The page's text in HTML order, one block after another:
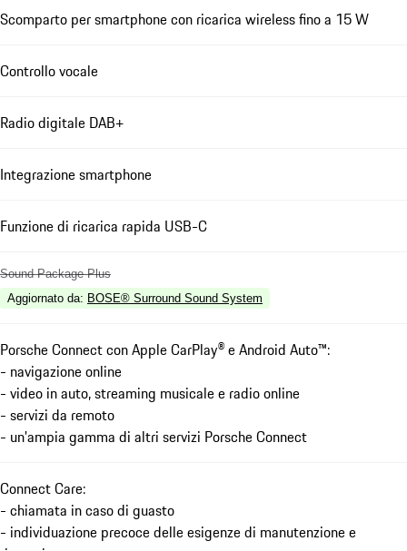
Scomparto per smartphone con ricarica wireless fino a 15 W
Controllo vocale
Radio digitale DAB+
Integrazione smartphone
Funzione di ricarica rapida USB-C
Sound Package Plus
Aggiornato da: BOSE® Surround Sound System
Porsche Connect con Apple CarPlay® e Android Auto™:
- navigazione online
- video in auto, streaming musicale e radio online
- servizi da remoto
- un'ampia gamma di altri servizi Porsche Connect
Connect Care:
- chiamata in caso di guasto
- individuazione precoce delle esigenze di manutenzione e